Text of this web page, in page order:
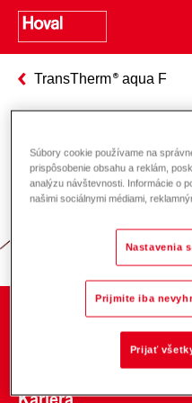
TransTherm aqua F
Zodpovednosť
O spoločnosti
Súbory cookie používame na
prispôsobenie obsahu a reklám,
analýzu návštevnosti. Informácie o
našimi sociálnymi médiami,
Nastavenia
Prijmite iba
Prijať